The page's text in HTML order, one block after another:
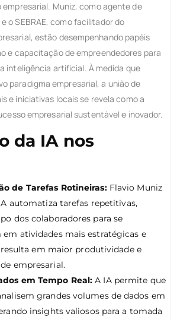
Muniz, como agente de
o SEBRAE, como facilitador do
estão desempenhando papéis
e capacitação de empreendedores para
inteligência artificial. À medida que
paradigma empresarial, a união de
e iniciativas locais se revela como a
empresarial sustentável e inovador.
da IA nos
de Tarefas Rotineiras:Flavio Muniz
automatiza tarefas repetitivas,
dos colaboradores para se
atividades mais estratégicas e
em maior produtividade e
empresarial.
em Tempo Real: A IA permite que
grandes volumes de dados em
insights valiosos para a tomada